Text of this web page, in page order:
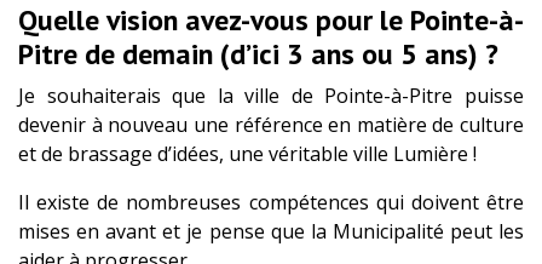
Quelle vision avez-vous pour le Pointe-à-
Pitre de demain (d’ici 3 ans ou 5 ans) ?
Je souhaiterais que la ville de Pointe-à-Pitre puisse
devenir à nouveau une référence en matière de culture
et de brassage d’idées, une véritable ville Lumière !
Il existe de nombreuses compétences qui doivent être
mises en avant et je pense que la Municipalité peut les